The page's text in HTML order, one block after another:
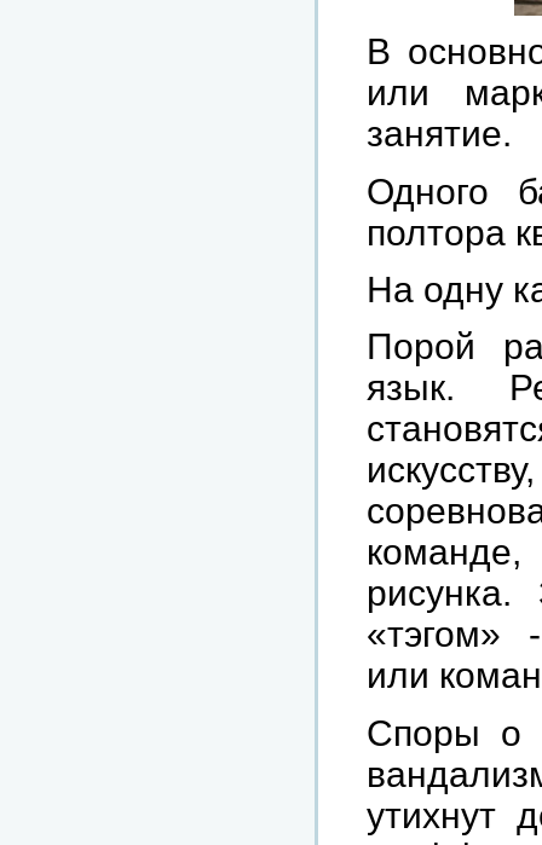
В
или
занятие.
Одного
полтора
На одну
Порой
язык.
рисунка.
«тэгом»
или
Споры о
утихнут